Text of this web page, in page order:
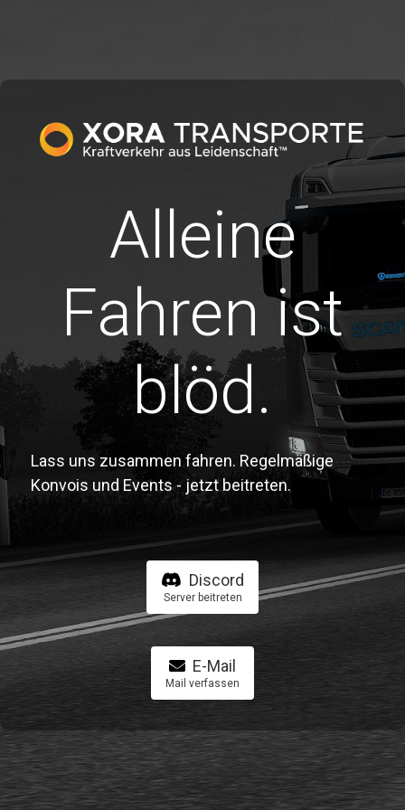
Alleine
Fahren ist
blöd.
Lass uns zusammen fahren. Regelmäßige
Konvois und Events - jetzt beitreten.
Discord
Server beitreten
E-Mail
Mail verfassen